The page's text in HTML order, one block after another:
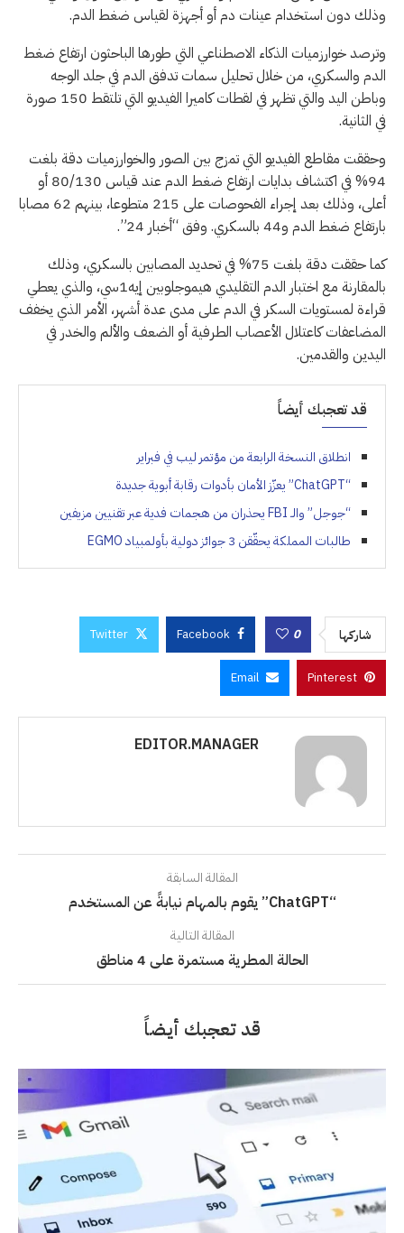
وذلك دون استخدام عينات دم أو أجهزة لقياس ضغط الدم.
وترصد خوارزميات الذكاء الاصطناعي التي طورها الباحثون ارتفاع ضغط
الدم والسكري، من خلال تحليل سمات تدفق الدم في جلد الوجه
وباطن اليد والتي تظهر في لقطات كاميرا الفيديو التي تلتقط 150 صورة
في الثانية.
وحققت مقاطع الفيديو التي تمزج بين الصور والخوارزميات دقة بلغت
94% في اكتشاف بدايات ارتفاع ضغط الدم عند قياس 80/130 أو
أعلى، وذلك بعد إجراء الفحوصات على 215 متطوعا، بينهم 62 مصابا
بارتفاع ضغط الدم و44 بالسكري. وفق “أخبار 24”.
كما حققت دقة بلغت 75% في تحديد المصابين بالسكري، وذلك
بالمقارنة مع اختبار الدم التقليدي هيموجلوبين إيه1سي، والذي يعطي
قراءة لمستويات السكر في الدم على مدى عدة أشهر، الأمر الذي يخفف
المضاعفات كاعتلال الأعصاب الطرفية أو الضعف والألم والخدر في
اليدين والقدمين.
قد تعجبك أيضاً
انطلاق النسخة الرابعة من مؤتمر ليب في فبراير
“ChatGPT” يعزّز الأمان بأدوات رقابة أبوية جديدة
“جوجل” والـ FBI يحذران من هجمات فدية عبر تقنيين مزيفين
طالبات المملكة يحقّقن 3 جوائز دولية بأولمبياد EGMO
شاركها 0
Facebook
Twitter
Pinterest
Email
EDITOR.MANAGER
المقالة السابقة
“ChatGPT” يقوم بالمهام نيابةً عن المستخدم
المقالة التالية
الحالة المطرية مستمرة على 4 مناطق
قد تعجبك أيضاً